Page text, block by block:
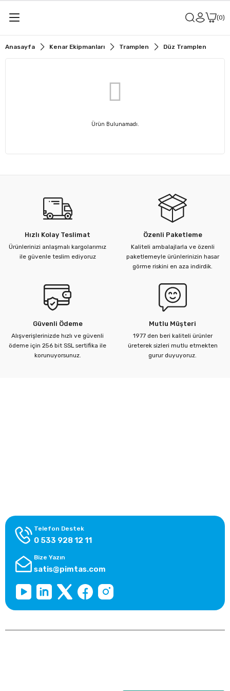
0
Anasayfa Kenar Ekipmanları Tramplen Düz Tramplen
Ürün Bulunamadı.
Hızlı Kolay Teslimat
Ürünlerinizi anlaşmalı kargolarımız
ile güvenle teslim ediyoruz
Özenli Paketleme
Kaliteli ambalajlarla ve özenli
paketlemeyle ürünlerinizin hasar
görme riskini en aza indirdik.
Güvenli Ödeme
Alışverişlerinizde hızlı ve güvenli
ödeme için 256 bit SSL sertifika ile
korunuyorsunuz.
Mutlu Müşteri
1977 den beri kaliteli ürünler
üreterek sizleri mutlu etmekten
gurur duyuyoruz.
Telefon Destek
0 533 928 12 11
Bize Yazın
satis@pimtas.com